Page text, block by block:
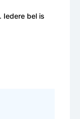
Iedere bel is